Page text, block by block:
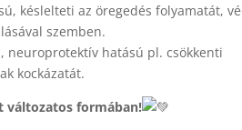
késlelteti az öregedés folyamatát,
szemben.
neuroprotektív hatású pl. csökkenti
kockázatát.
változatos formában!